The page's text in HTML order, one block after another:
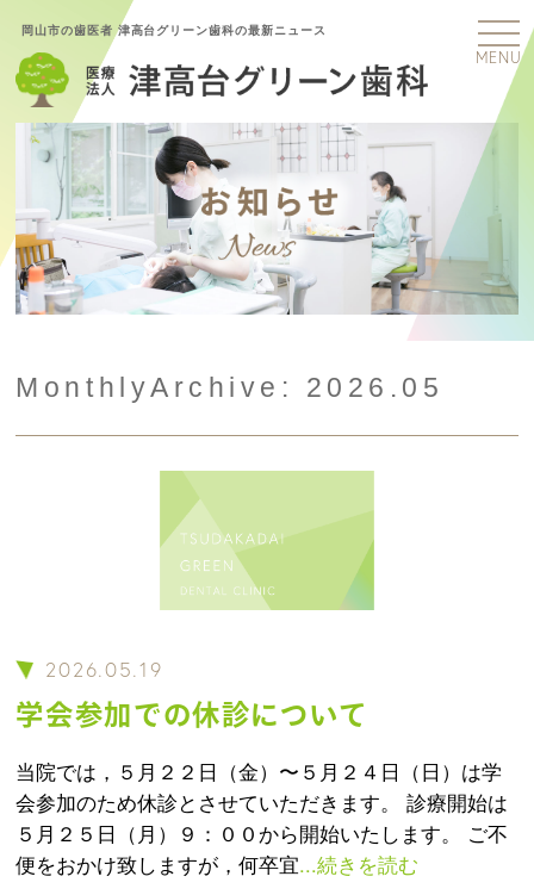
岡山市の歯医者 津高台グリーン歯科の最新ニュース
MENU
MonthlyArchive: 2026.05
2026.05.19
学会参加での休診について
当院では，５月２２日（金）〜５月２４日（日）は学
会参加のため休診とさせていただきます。 診療開始は
５月２５日（月）９：００から開始いたします。 ご不
便をおかけ致しますが，何卒宜...続きを読む